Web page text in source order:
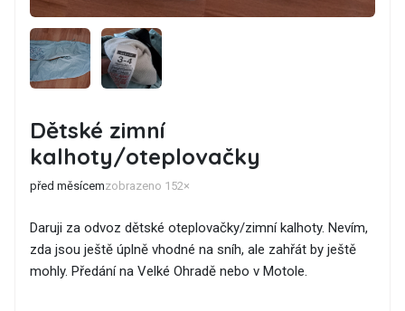
Dětské zimní
kalhoty/oteplovačky
před měsícemzobrazeno 152×
Daruji za odvoz dětské oteplovačky/zimní kalhoty. Nevím,
zda jsou ještě úplně vhodné na sníh, ale zahřát by ještě
mohly. Předání na Velké Ohradě nebo v Motole.